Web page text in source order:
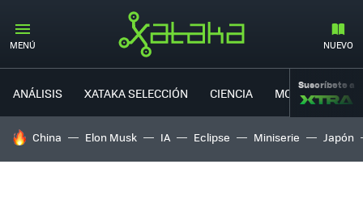
MENÚ NUEVO
ANÁLISIS XATAKA SELECCIÓN CIENCIA MOVILIDAD
Suscríbete a
HOY SE HABLA DE
China Elon Musk IA Eclipse Miniserie Japón